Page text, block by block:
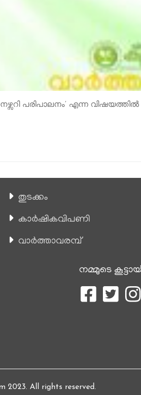
പരിപാലനം’ എന്ന വിഷയത്തിൽ
തുടക്കം
കാ‍ർഷികവിപണി
വാര്‍ത്താവരമ്പ്
നമ്മുടെ
2023. All rights reserved.